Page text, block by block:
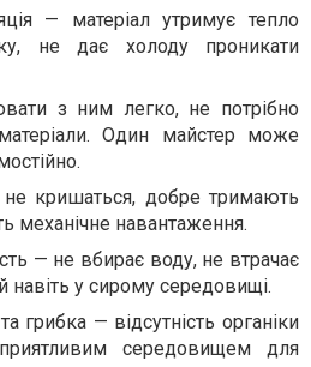
— матеріал утримує тепло
не дає холоду проникати
з ним легко, не потрібно
Один майстер може
не кришаться, добре тримають
механічне навантаження.
— не вбирає воду, не втрачає
навіть у сирому середовищі.
грибка — відсутність органіки
середовищем для